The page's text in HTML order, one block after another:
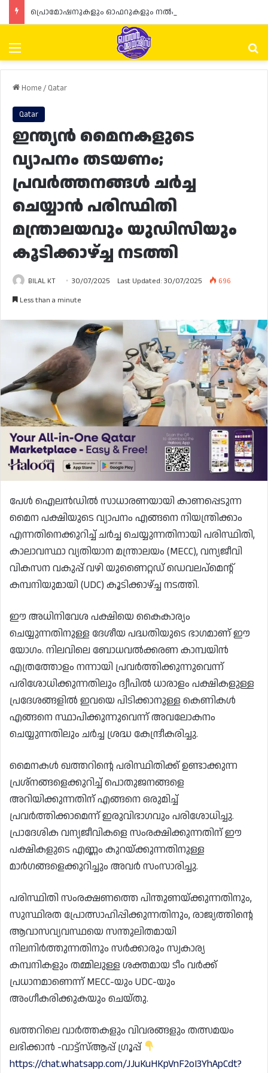
Menu
Home/ Qatar
Qatar
ഇന്ത്യൻ മൈനകളുടെ
വ്യാപനം തടയണം;
പ്രവർത്തനങ്ങൾ ചർച്ച
ചെയ്യാൻ പരിസ്ഥിതി
മന്ത്രാലയവും യുഡിസിയും
കൂടിക്കാഴ്ച്ച നടത്തി
BILAL KT 30/07/2025 Last Updated: 30/07/2025
696
Less than a minute
പേൾ ഐലൻഡിൽ സാധാരണയായി കാണപ്പെടുന്ന
മൈന പക്ഷിയുടെ വ്യാപനം എങ്ങനെ നിയന്ത്രിക്കാം
എന്നതിനെക്കുറിച്ച് ചർച്ച ചെയ്യുന്നതിനായി പരിസ്ഥിതി,
കാലാവസ്ഥാ വ്യതിയാന മന്ത്രാലയം (MECC), വന്യജീവി
വികസന വകുപ്പ് വഴി യുണൈറ്റഡ് ഡെവലപ്‌മെന്റ്
കമ്പനിയുമായി (UDC) കൂടിക്കാഴ്ച്ച നടത്തി.
ഈ അധിനിവേശ പക്ഷിയെ കൈകാര്യം
ചെയ്യുന്നതിനുള്ള ദേശീയ പദ്ധതിയുടെ ഭാഗമാണ് ഈ
യോഗം. നിലവിലെ ബോധവൽക്കരണ കാമ്പയിൻ
എത്രത്തോളം നന്നായി പ്രവർത്തിക്കുന്നുവെന്ന്
പരിശോധിക്കുന്നതിലും ദ്വീപിൽ ധാരാളം പക്ഷികളുള്ള
പ്രദേശങ്ങളിൽ ഇവയെ പിടിക്കാനുള്ള കെണികൾ
എങ്ങനെ സ്ഥാപിക്കുന്നുവെന്ന് അവലോകനം
ചെയ്യുന്നതിലും ചർച്ച ശ്രദ്ധ കേന്ദ്രീകരിച്ചു.
മൈനകൾ ഖത്തറിന്റെ പരിസ്ഥിതിക്ക് ഉണ്ടാക്കുന്ന
പ്രശ്‌നങ്ങളെക്കുറിച്ച് പൊതുജനങ്ങളെ
അറിയിക്കുന്നതിന് എങ്ങനെ ഒരുമിച്ച്
പ്രവർത്തിക്കാമെന്ന് ഇരുവിഭാഗവും പരിശോധിച്ചു.
പ്രാദേശിക വന്യജീവികളെ സംരക്ഷിക്കുന്നതിന് ഈ
പക്ഷികളുടെ എണ്ണം കുറയ്ക്കുന്നതിനുള്ള
മാർഗങ്ങളെക്കുറിച്ചും അവർ സംസാരിച്ചു.
പരിസ്ഥിതി സംരക്ഷണത്തെ പിന്തുണയ്ക്കുന്നതിനും,
സുസ്ഥിരത പ്രോത്സാഹിപ്പിക്കുന്നതിനും, രാജ്യത്തിന്റെ
ആവാസവ്യവസ്ഥയെ സന്തുലിതമായി
നിലനിർത്തുന്നതിനും സർക്കാരും സ്വകാര്യ
കമ്പനികളും തമ്മിലുള്ള ശക്തമായ ടീം വർക്ക്
പ്രധാനമാണെന്ന് MECC-യും UDC-യും
അംഗീകരിക്കുകയും ചെയ്‌തു.
ഖത്തറിലെ വാർത്തകളും വിവരങ്ങളും തത്സമയം
ലഭിക്കാൻ -വാട്ട്സ്ആപ്പ് ഗ്രൂപ്പ്
https://chat.whatsapp.com/JJuKuHKpVnF2oI3YhApCdt?